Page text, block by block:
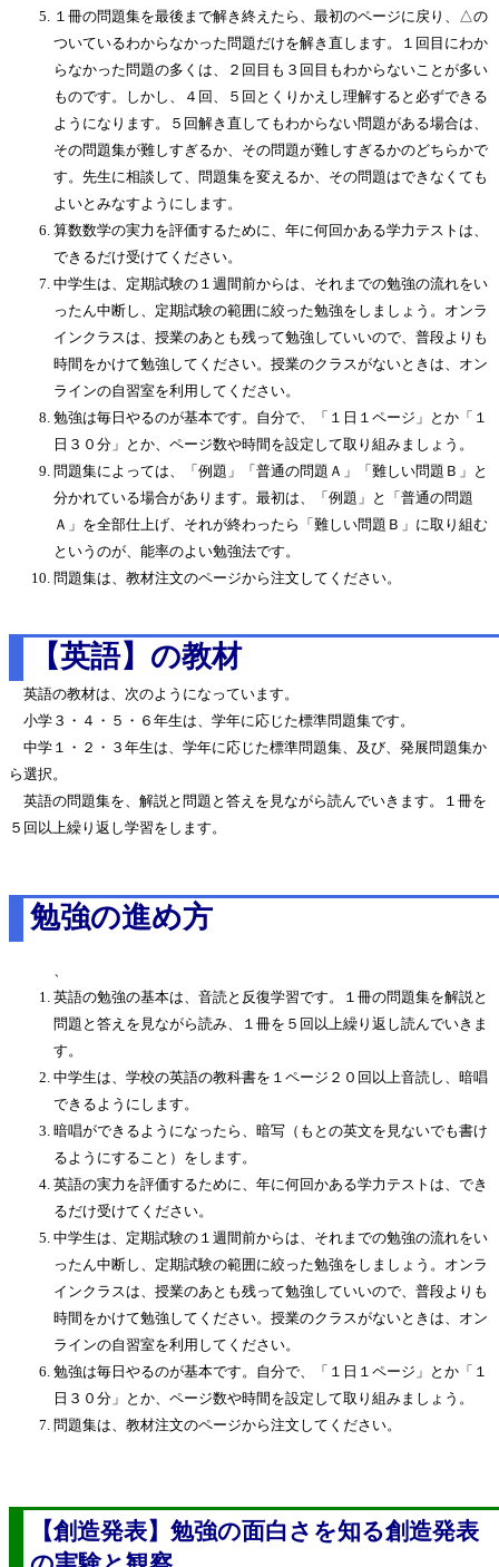
１冊の問題集を最後まで解き終えたら、最初のページに戻り、△の
ついているわからなかった問題だけを解き直します。１回目にわか
らなかった問題の多くは、２回目も３回目もわからないことが多い
ものです。しかし、４回、５回とくりかえし理解すると必ずできる
ようになります。５回解き直してもわからない問題がある場合は、
その問題集が難しすぎるか、その問題が難しすぎるかのどちらかで
す。先生に相談して、問題集を変えるか、その問題はできなくても
よいとみなすようにします。
算数数学の実力を評価するために、年に何回かある学力テストは、
できるだけ受けてください。
中学生は、定期試験の１週間前からは、それまでの勉強の流れをい
ったん中断し、定期試験の範囲に絞った勉強をしましょう。オンラ
インクラスは、授業のあとも残って勉強していいので、普段よりも
時間をかけて勉強してください。授業のクラスがないときは、オン
ラインの自習室を利用してください。
勉強は毎日やるのが基本です。自分で、「１日１ページ」とか「１
日３０分」とか、ページ数や時間を設定して取り組みましょう。
問題集によっては、「例題」「普通の問題Ａ」「難しい問題Ｂ」と
分かれている場合があります。最初は、「例題」と「普通の問題
Ａ」を全部仕上げ、それが終わったら「難しい問題Ｂ」に取り組む
というのが、能率のよい勉強法です。
問題集は、教材注文のページから注文してください。
【英語】の教材
英語の教材は、次のようになっています。
小学３・４・５・６年生は、学年に応じた標準問題集です。
中学１・２・３年生は、学年に応じた標準問題集、及び、発展問題集か
ら選択。
英語の問題集を、解説と問題と答えを見ながら読んでいきます。１冊を
５回以上繰り返し学習をします。
勉強の進め方
英語の勉強の基本は、音読と反復学習です。１冊の問題集を解説と
問題と答えを見ながら読み、１冊を５回以上繰り返し読んでいきま
す。
中学生は、学校の英語の教科書を１ページ２０回以上音読し、暗唱
できるようにします。
暗唱ができるようになったら、暗写（もとの英文を見ないでも書け
るようにすること）をします。
英語の実力を評価するために、年に何回かある学力テストは、でき
るだけ受けてください。
中学生は、定期試験の１週間前からは、それまでの勉強の流れをい
ったん中断し、定期試験の範囲に絞った勉強をしましょう。オンラ
インクラスは、授業のあとも残って勉強していいので、普段よりも
時間をかけて勉強してください。授業のクラスがないときは、オン
ラインの自習室を利用してください。
勉強は毎日やるのが基本です。自分で、「１日１ページ」とか「１
日３０分」とか、ページ数や時間を設定して取り組みましょう。
問題集は、教材注文のページから注文してください。
【創造発表】勉強の面白さを知る創造発表